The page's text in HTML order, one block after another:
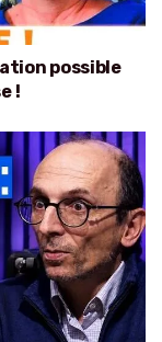
possible
!